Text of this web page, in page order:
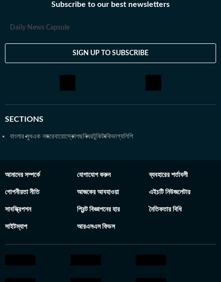
Subscribe to our best newsletters
Daily News Capsule
SIGN UP TO SUBSCRIBE
SECTIONS
বাংলার মুখএক নজরেবায়োস্কোপছবিঘরটুকিটাকিভাগ্যলিপি
আমাদের সম্পর্কে যোগাযোগ করুন ব্যবহারের শর্তাবলী
গোপনীয়তা নীতি আজকের আবহাওয়া এইচটি নিউজলেটার
সাবস্ক্রিপশন প্রিন্ট বিজ্ঞাপনের হার নৈতিকতার বিধি
সাইটম্যাপ আরএসএস ফিডস